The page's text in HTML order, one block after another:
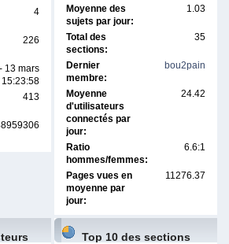
4
226
13 mars
413
Moyenne des
sujets par jour:
1.03
Total des
sections:
35
Dernier
membre:
bou2pain
Moyenne
d'utilisateurs
connectés par
jour:
24.42
Ratio
hommes/femmes:
6.6:1
Pages vues en
moyenne par
jour:
11276.37
Top 10 des sections